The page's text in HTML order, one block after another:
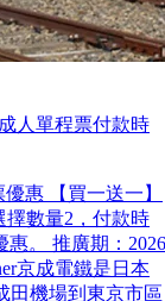
人單程票付款時
惠 【買一送一】
擇數量2，付款時
惠。 推廣期：2026
京成電鐵是日本
田機場到東京市區